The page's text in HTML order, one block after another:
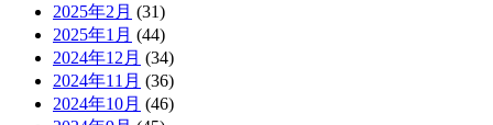
2025年2月 (31)
2025年1月 (44)
2024年12月 (34)
2024年11月 (36)
2024年10月 (46)